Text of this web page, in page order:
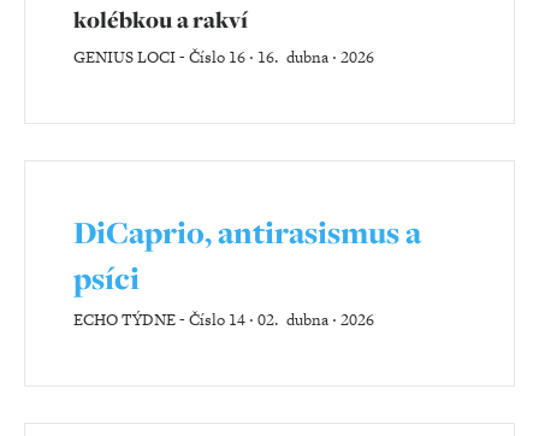
kolébkou a rakví
GENIUS LOCI-Číslo 16 ‧ 16. dubna ‧ 2026
DiCaprio, antirasismus a
psíci
ECHO TÝDNE-Číslo 14 ‧ 02. dubna ‧ 2026